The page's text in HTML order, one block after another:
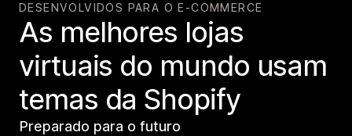
DESENVOLVIDOS PARA O E-COMMERCE
As melhores lojas
virtuais do mundo usam
temas da Shopify
Preparado para o futuro